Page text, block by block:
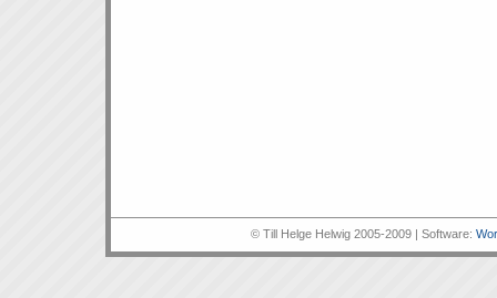
© Till Helge Helwig 2005-2009 | Software: